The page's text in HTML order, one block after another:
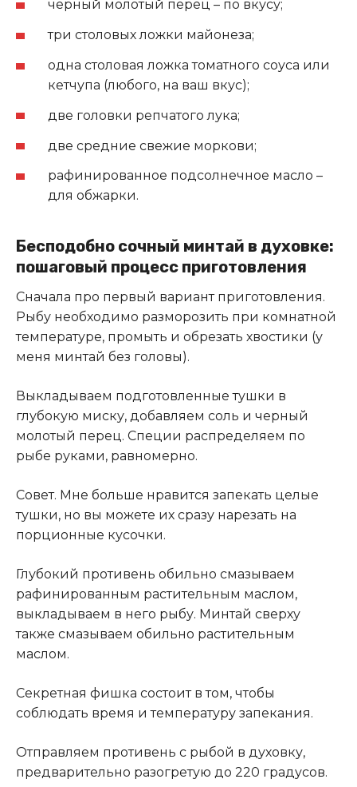
черный молотый перец – по вкусу;
три столовых ложки майонеза;
одна столовая ложка томатного соуса или
кетчупа (любого, на ваш вкус);
две головки репчатого лука;
две средние свежие моркови;
рафинированное подсолнечное масло –
для обжарки.
Бесподобно сочный минтай в духовке:
пошаговый процесс приготовления
Сначала про первый вариант приготовления.
Рыбу необходимо разморозить при комнатной
температуре, промыть и обрезать хвостики (у
меня минтай без головы).
Выкладываем подготовленные тушки в
глубокую миску, добавляем соль и черный
молотый перец. Специи распределяем по
рыбе руками, равномерно.
Совет. Мне больше нравится запекать целые
тушки, но вы можете их сразу нарезать на
порционные кусочки.
Глубокий противень обильно смазываем
рафинированным растительным маслом,
выкладываем в него рыбу. Минтай сверху
также смазываем обильно растительным
маслом.
Секретная фишка состоит в том, чтобы
соблюдать время и температуру запекания.
Отправляем противень с рыбой в духовку,
предварительно разогретую до 220 градусов.